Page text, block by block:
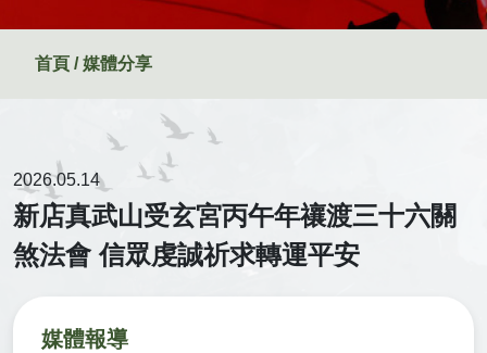
首頁 / 媒體分享
2026.05.14
新店真武山受玄宮丙午年禳渡三十六關
煞法會 信眾虔誠祈求轉運平安
媒體報導